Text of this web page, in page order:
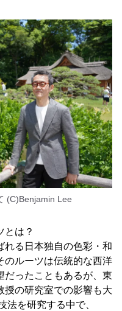
(C)Benjamin Lee
とは？
れる日本独自の色彩・和
のルーツは伝統的な西洋
だったこともあるが、東
授の研究室での影響も大
法を研究する中で、